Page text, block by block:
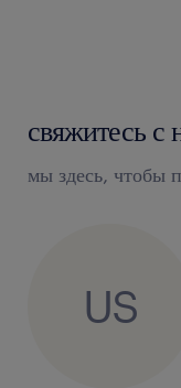
свяжитесь с
мы здесь, чтобы
US